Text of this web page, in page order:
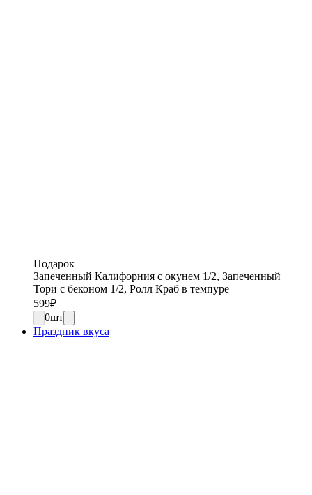
Подарок
Запеченный Калифорния с окунем 1/2, Запеченный
Тори с беконом 1/2, Ролл Краб в темпуре
599₽
0шт
Праздник вкуса